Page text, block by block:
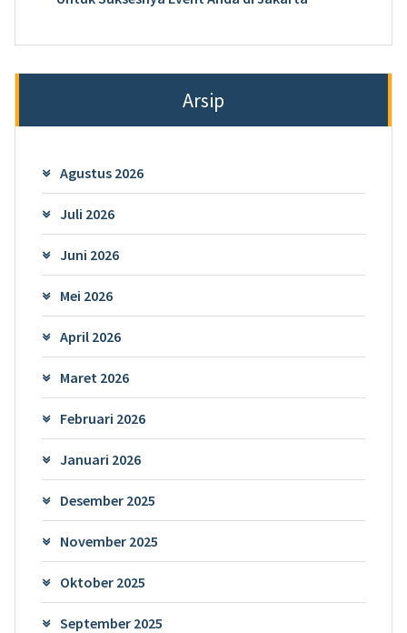
Arsip
Agustus 2026
Juli 2026
Juni 2026
Mei 2026
April 2026
Maret 2026
Februari 2026
Januari 2026
Desember 2025
November 2025
Oktober 2025
September 2025